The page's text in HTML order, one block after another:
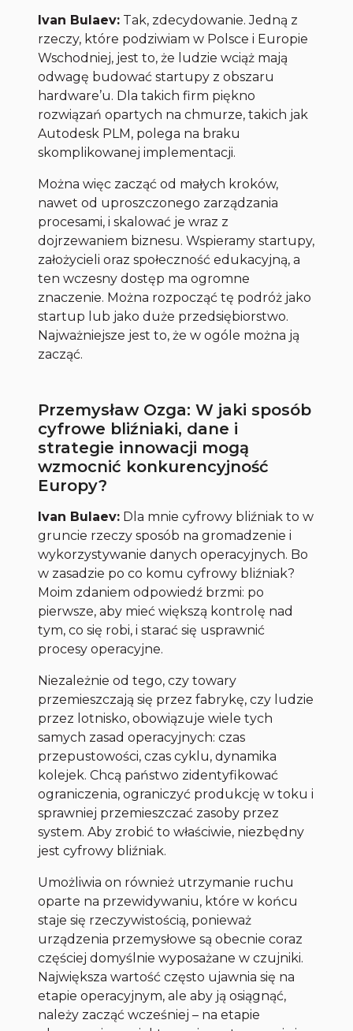
Ivan Bulaev: Tak, zdecydowanie. Jedną z
rzeczy, które podziwiam w Polsce i Europie
Wschodniej, jest to, że ludzie wciąż mają
odwagę budować startupy z obszaru
hardware’u. Dla takich firm piękno
rozwiązań opartych na chmurze, takich jak
Autodesk PLM, polega na braku
skomplikowanej implementacji.
Można więc zacząć od małych kroków,
nawet od uproszczonego zarządzania
procesami, i skalować je wraz z
dojrzewaniem biznesu. Wspieramy startupy,
założycieli oraz społeczność edukacyjną, a
ten wczesny dostęp ma ogromne
znaczenie. Można rozpocząć tę podróż jako
startup lub jako duże przedsiębiorstwo.
Najważniejsze jest to, że w ogóle można ją
zacząć.
Przemysław Ozga: W jaki sposób
cyfrowe bliźniaki, dane i
strategie innowacji mogą
wzmocnić konkurencyjność
Europy?
Ivan Bulaev: Dla mnie cyfrowy bliźniak to w
gruncie rzeczy sposób na gromadzenie i
wykorzystywanie danych operacyjnych. Bo
w zasadzie po co komu cyfrowy bliźniak?
Moim zdaniem odpowiedź brzmi: po
pierwsze, aby mieć większą kontrolę nad
tym, co się robi, i starać się usprawnić
procesy operacyjne.
Niezależnie od tego, czy towary
przemieszczają się przez fabrykę, czy ludzie
przez lotnisko, obowiązuje wiele tych
samych zasad operacyjnych: czas
przepustowości, czas cyklu, dynamika
kolejek. Chcą państwo zidentyfikować
ograniczenia, ograniczyć produkcję w toku i
sprawniej przemieszczać zasoby przez
system. Aby zrobić to właściwie, niezbędny
jest cyfrowy bliźniak.
Umożliwia on również utrzymanie ruchu
oparte na przewidywaniu, które w końcu
staje się rzeczywistością, ponieważ
urządzenia przemysłowe są obecnie coraz
częściej domyślnie wyposażane w czujniki.
Największa wartość często ujawnia się na
etapie operacyjnym, ale aby ją osiągnąć,
należy zacząć wcześniej – na etapie